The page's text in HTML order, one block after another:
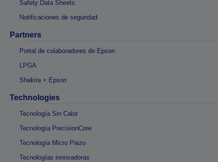
Safety Data Sheets
Notificaciones de seguridad
Partners
Portal de colaboradores de Epson
LPGA
Shakira + Epson
Technologies
Tecnología Sin Calor
Tecnología PrecisionCore
Tecnología Micro Piezo
Tecnologías innovadoras